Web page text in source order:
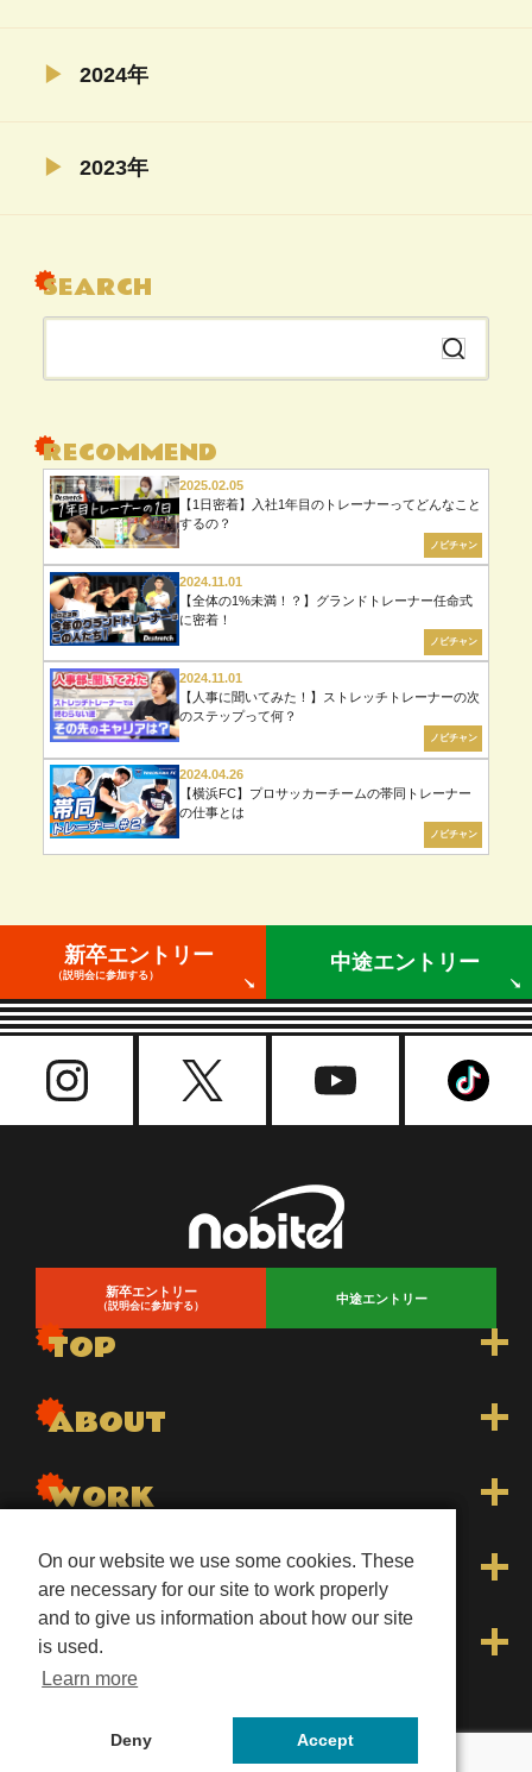
02月（4）
2024年
11月（5）
2023年
07月（6）
SEARCH
検
索
RECOMMEND
2025.02.05
【1日密着】入社1年目のトレーナーってどんなこと
するの？
ノビチャン
2024.11.01
【全体の1%未満！？】グランドトレーナー任命式
に密着！
ノビチャン
2024.11.01
【人事に聞いてみた！】ストレッチトレーナーの次
のステップって何？
ノビチャン
2024.04.26
【横浜FC】プロサッカーチームの帯同トレーナー
の仕事とは
ノビチャン
新卒エントリー
（説明会に参加する）
中途エントリー
新卒エントリー
（説明会に参加する）
中途エントリー
TOP
トップ
トピックス一覧
お知らせ
ABOUT
nobitelについて
会長メッセージ
社内イベント
WORK
Dr.stretchトレーナー
WECLEトレーナー
ホテルスタッフ
クリエイター
INFO
よくあるご質問
プライバシーポリシー
LINKS
On our website we use some cookies. These
are necessary for our site to work properly
and to give us information about how our site
is used.
Learn more
Deny Accept
On our website we use some cookies. These
are necessary for our site to work properly
and to give us information about how our site
is used.
Learn more
Deny Accept